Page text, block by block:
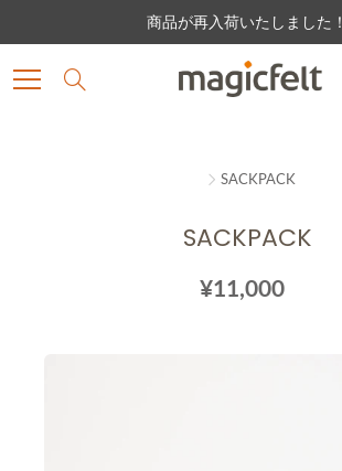
商品が再入荷いたしました！
SACKPACK
SACKPACK
¥11,000